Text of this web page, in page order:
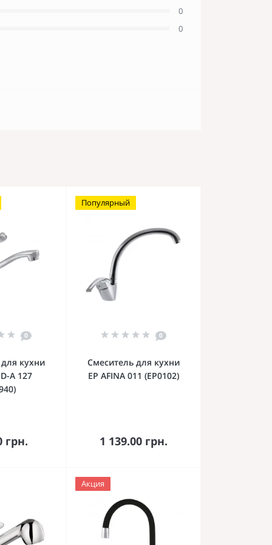
0
0
0
кухни
A 127
грн.
Популярный
0
Смеситель для кухни
EP AFINA 011 (EP0102)
1 139.00 грн.
В корзину
Акция